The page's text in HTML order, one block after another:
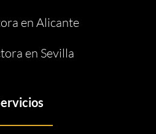
en Alicante
en Sevilla